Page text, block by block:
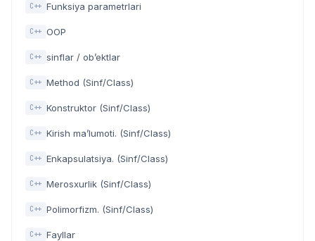
C++ Funksiya parametrlari
C++ OOP
C++ sinflar / ob’ektlar
C++ Method (Sinf/Class)
C++ Konstruktor (Sinf/Class)
C++ Kirish ma’lumoti. (Sinf/Class)
C++ Enkapsulatsiya. (Sinf/Class)
C++ Merosxurlik (Sinf/Class)
C++ Polimorfizm. (Sinf/Class)
C++ Fayllar